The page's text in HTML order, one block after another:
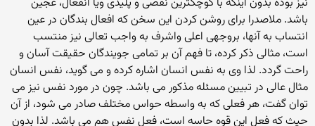
باشد. ملاصدرا برای روشن کردن این سخن که افعال بندگان در عین
انتساب به آنها، بروجهی اعلی واشرف به واجب تعالی نیز منتسب
است، مثالی ذکر کرده، تا فهم آن بر تمامی جویندگان حقیقت آسان و
راحت گردد. لذا وی به نفس انسان اشاره کرده و می گوید، نفس انسان
مثال عالی در تبیین مسئله مذکور می باشد. چون در مورد نفس نیز می
توان گفت، هر فعلی که به واسطه حواس مختلف صادر می شود، از آن
حیث که فعل این قوه حاسه است، فعل نفس هم می باشد. لذا بدون